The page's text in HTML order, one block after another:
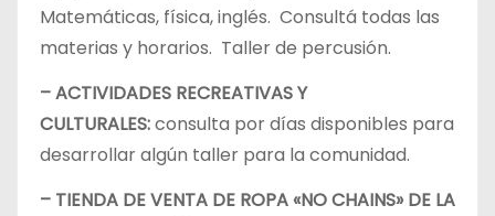
Matemáticas, física, inglés. Consultá todas las
materias y horarios. Taller de percusión.
– ACTIVIDADES RECREATIVAS Y
CULTURALES:consulta por días disponibles para
desarrollar algún taller para la comunidad.
– TIENDA DE VENTA DE ROPA «NO CHAINS» DE LA